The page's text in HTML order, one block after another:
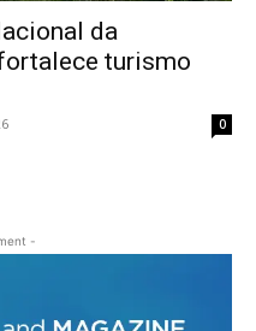
da
turismo
0
-